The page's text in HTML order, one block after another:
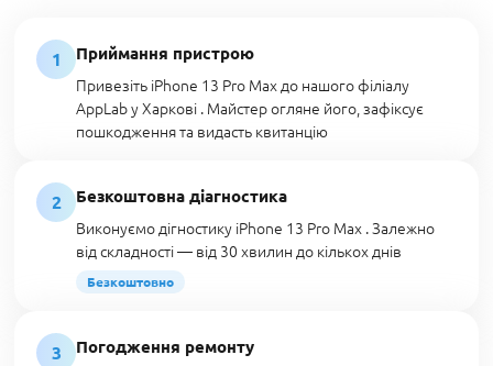
1
Приймання пристрою
Привезіть iPhone 13 Pro Max до нашого філіалу
AppLab у Харкові . Майстер огляне його, зафіксує
пошкодження та видасть квитанцію
2
Безкоштовна діагностика
Виконуємо дігностику iPhone 13 Pro Max . Залежно
від складності — від 30 хвилин до кількох днів
Безкоштовно
3
Погодження ремонту